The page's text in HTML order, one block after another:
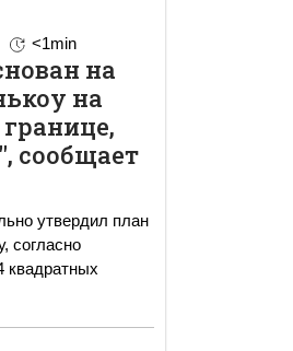
<1min
на
на
сообщает
согласно
квадратных